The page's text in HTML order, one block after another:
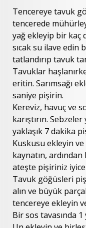
Tencereye tavuk
tencerede
yağ ekleyip bir kaç
sıcak su ilave edin
tatlandırıp tavuk
Tavuklar
eritin. Sarımsağı
saniye pişirin.
Kereviz, havuç ve
karıştırın.
yaklaşık 7 dakika
Kuskusu ekleyin ve
kaynatın, ardından
ateşte pişiriniz
Tavuk göğüsleri
alın ve büyük
tencereye ekleyin
Bir sos tavasında 1